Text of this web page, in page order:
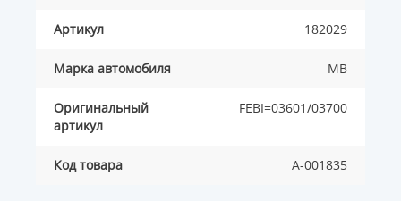
Артикул 182029
Марка автомобиля MB
Оригинальный
артикул
FEBI=03601/03700
Код товара A-001835